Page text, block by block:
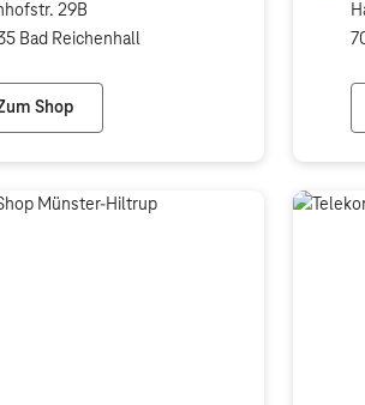
29B
Bad Reichenhall
Shop
Telekom Shop Bad Reichenhall